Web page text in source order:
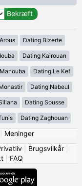
Dating Bizerte
Dating Kairouan
Dating Le Kef
Dating Nabeul
Dating Sousse
Dating Zaghouan
Meninger
| Brugsvilkår|
| FAQ